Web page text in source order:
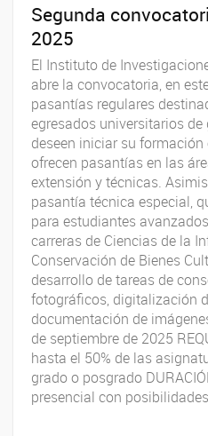
Segunda
2025
El Instituto de
abre la convocatoria, en
pasantías regulares
egresados universitarios
deseen iniciar su
ofrecen pasantías en las
extensión y técnicas.
pasantía técnica especial,
para estudiantes
carreras de Ciencias de la
Conservación de Bienes
desarrollo de tareas de
fotográficos, digitalización
documentación de
de septiembre de 2025
hasta el 50% de las
grado o posgrado
presencial con